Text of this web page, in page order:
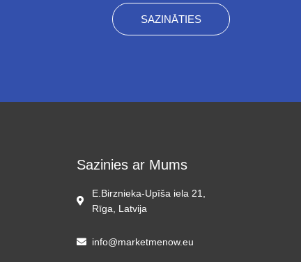
SAZINĀTIES
Sazinies ar Mums
E.Birznieka-Upīša iela 21,
Rīga, Latvija
info@marketmenow.eu